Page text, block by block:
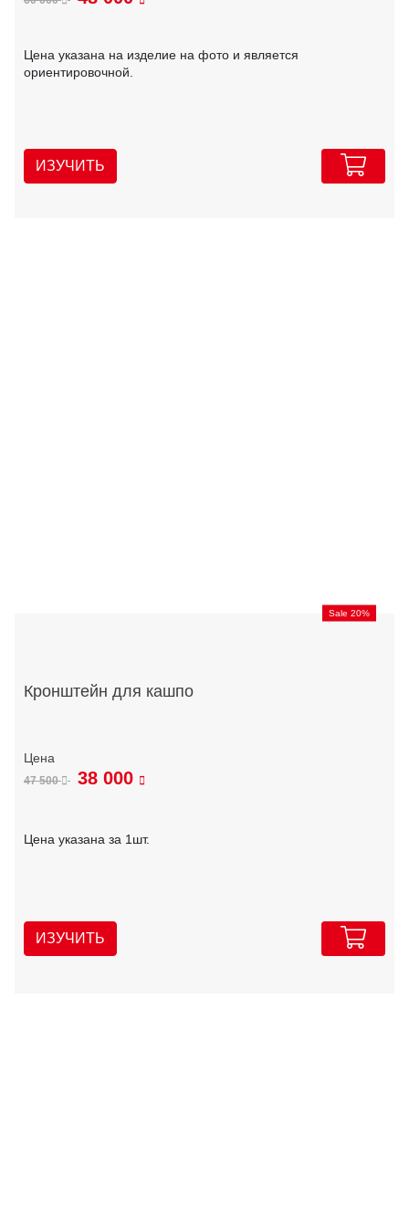
Цена указана на изделие на фото и является
ориентировочной.
ИЗУЧИТЬ
Sale 20%
Кронштейн для кашпо
47 500 38 000
Цена указана за 1шт.
ИЗУЧИТЬ